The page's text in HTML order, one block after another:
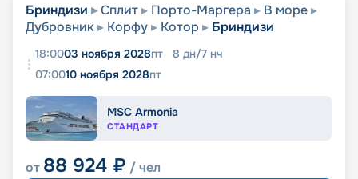
Бриндизи Сплит Порто-Маргера
В море
Дубровник
Корфу Котор Бриндизи
18:0003 ноября 2028пт 8 дн/7 нч
07:0010 ноября 2028пт
MSC Armonia
СТАНДАРТ
от 88 924 ₽ / чел